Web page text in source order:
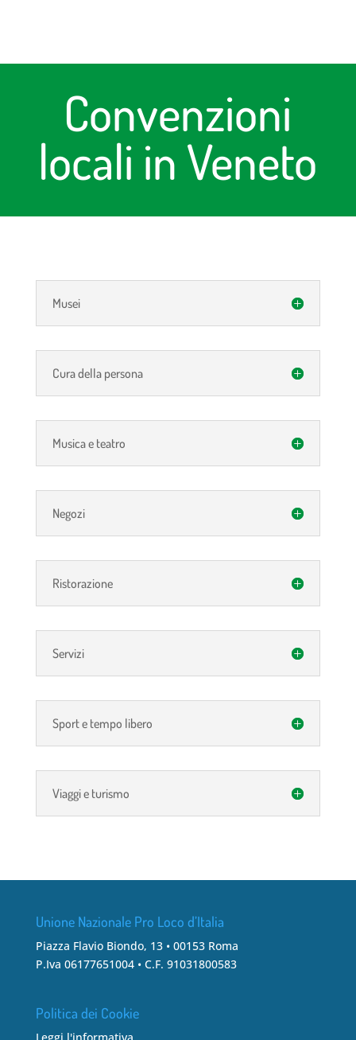
Convenzioni
locali in Veneto
Musei
Cura della persona
Musica e teatro
Negozi
Ristorazione
Servizi
Sport e tempo libero
Viaggi e turismo
Unione Nazionale Pro Loco d’Italia
Piazza Flavio Biondo, 13 • 00153 Roma
P.Iva 06177651004 • C.F. 91031800583
Politica dei Cookie